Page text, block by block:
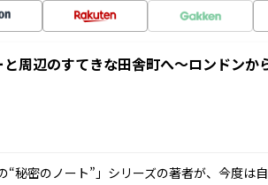
周辺のすてきな田舎町へ～ロンドンか
秘密のノート”」シリーズの著者が、今度は